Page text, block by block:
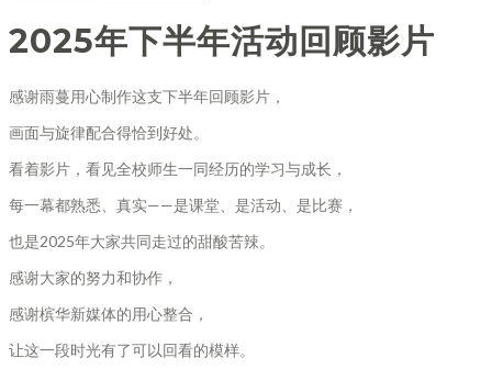
2025年下半年活动回顾影片
感谢雨蔓用心制作这支下半年回顾影片，
画面与旋律配合得恰到好处。
看着影片，看见全校师生一同经历的学习与成长，
每一幕都熟悉、真实——是课堂、是活动、是比赛，
也是2025年大家共同走过的甜酸苦辣。
感谢大家的努力和协作，
感谢槟华新媒体的用心整合，
让这一段时光有了可以回看的模样。